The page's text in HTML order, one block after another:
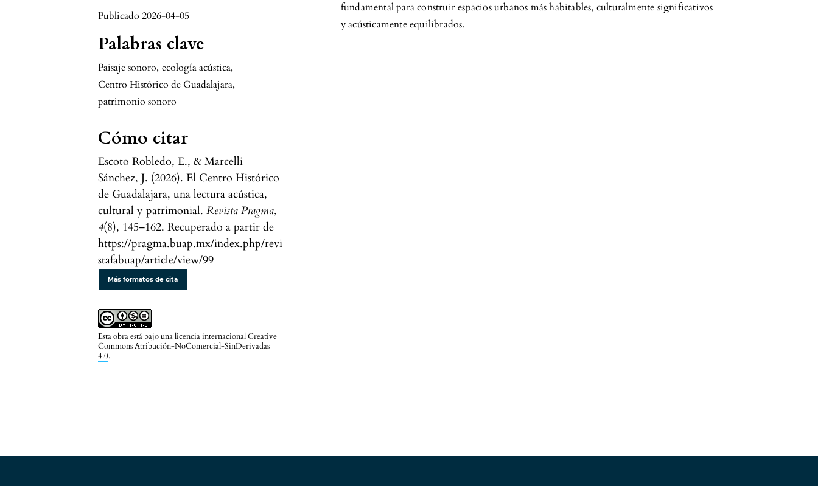
Publicado 2026-04-05
Palabras clave
Paisaje sonoro, ecología acústica,
Centro Histórico de Guadalajara,
patrimonio sonoro
Cómo citar
Escoto Robledo, E., & Marcelli
Sánchez, J. (2026). El Centro Histórico
de Guadalajara, una lectura acústica,
cultural y patrimonial.Revista Pragma,
4(8), 145–162. Recuperado a partir de
https://pragma.buap.mx/index.php/revi
stafabuap/article/view/99
Más formatos de cita
Esta obra está bajo una licencia internacionalCreative
Commons Atribución-NoComercial-SinDerivadas
4.0.
fundamental para construir espacios urbanos más habitables, culturalmente significativos
y acústicamente equilibrados.